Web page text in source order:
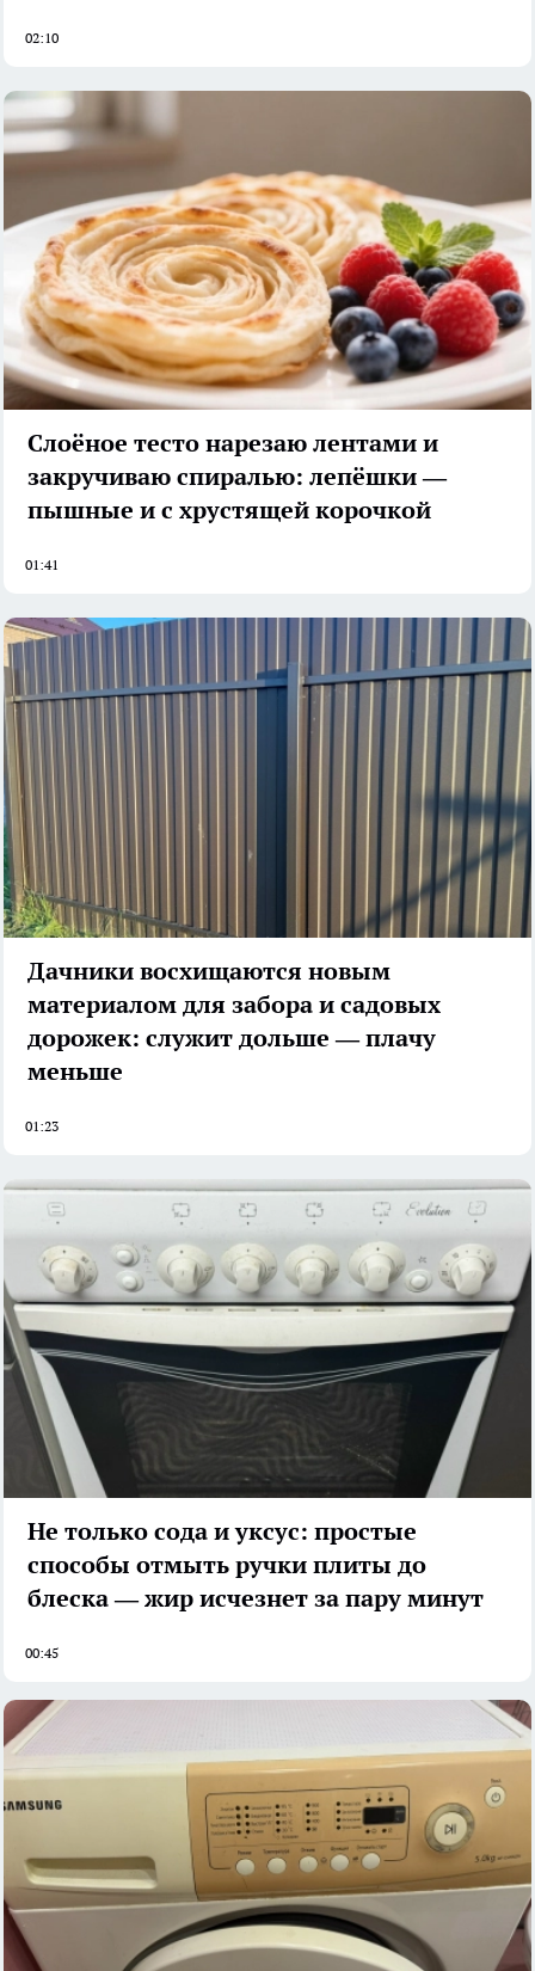
02:10
Слоёное тесто нарезаю лентами и
закручиваю спиралью: лепёшки —
пышные и с хрустящей корочкой
01:41
Дачники восхищаются новым
материалом для забора и садовых
дорожек: служит дольше — плачу
меньше
01:23
Не только сода и уксус: простые
способы отмыть ручки плиты до
блеска — жир исчезнет за пару минут
00:45